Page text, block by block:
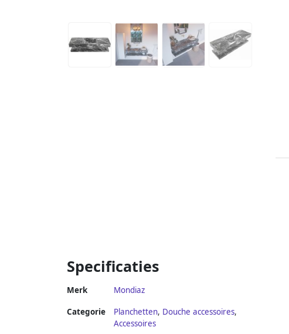
Specificaties
Merk Mondiaz
Categorie Planchetten, Douche accessoires,
Accessoires